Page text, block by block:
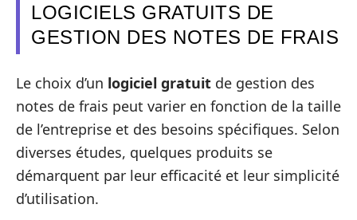
LOGICIELS GRATUITS DE
GESTION DES NOTES DE FRAIS
Le choix d’un logiciel gratuit de gestion des
notes de frais peut varier en fonction de la taille
de l’entreprise et des besoins spécifiques. Selon
diverses études, quelques produits se
démarquent par leur efficacité et leur simplicité
d’utilisation.